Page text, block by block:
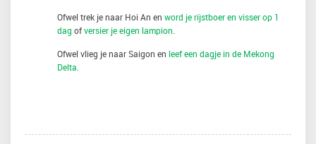
Ofwel trek je naar Hoi An en word je rijstboer en visser op 1
dag ofversier je eigen lampion
Ofwel vlieg je naar Saigon en leef een dagje in de Mekong
Delta